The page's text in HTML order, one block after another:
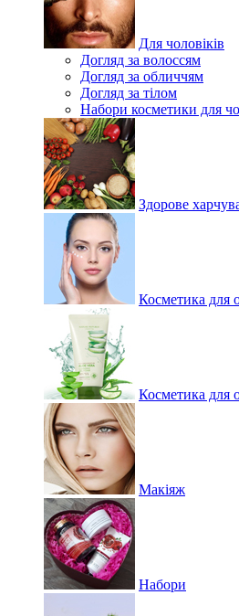
Для чоловіків
Догляд за волоссям
Догляд за обличчям
Догляд за тілом
Набори косметики для
Здорове
Косметика для
Косметика для
Макіяж
Набори